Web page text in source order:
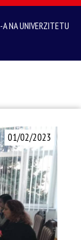
NA UNIVERZITETU
01/02/2023